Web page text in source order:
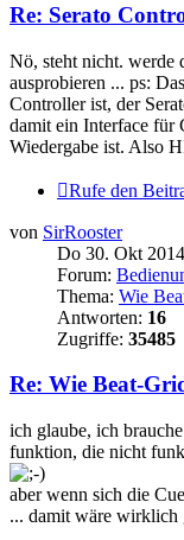
Re: Serato
Nö, steht nicht. werde
ausprobieren ... ps:
Controller ist, der
damit ein Interface
Wiedergabe ist. Also
Rufe den
von SirRooster
Do 30. Okt
Forum:
Thema: Wie
Antworten: 16
Zugriffe: 35485
Re: Wie Beat-
ich glaube, ich
funktion, die nicht
aber wenn sich die
... damit wäre wirklich